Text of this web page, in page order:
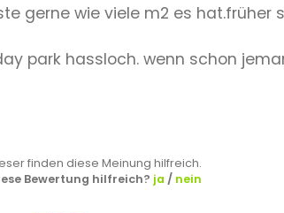
gerne wie viele m2 es hat.früher
park hassloch. wenn schon
finden diese Meinung hilfreich.
Bewertung hilfreich? ja / nein